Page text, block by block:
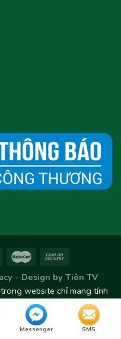
Messenger SMS
- Design by Tiên TV
website chỉ mang tính
thể thay đổi/chênh lệch
xuất.